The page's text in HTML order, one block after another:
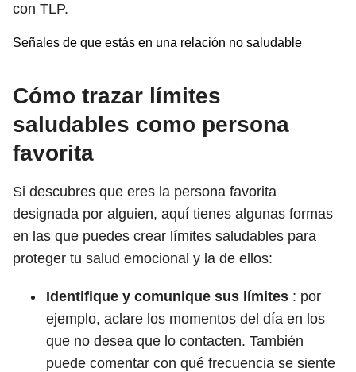
con TLP.
Señales de que estás en una relación no saludable
Cómo trazar límites
saludables como persona
favorita
Si descubres que eres la persona favorita
designada por alguien, aquí tienes algunas formas
en las que puedes crear límites saludables para
proteger tu salud emocional y la de ellos:
Identifique y comunique sus límites : por
ejemplo, aclare los momentos del día en los
que no desea que lo contacten. También
puede comentar con qué frecuencia se siente